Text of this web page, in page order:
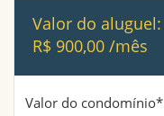
Valor do aluguel:
R$ 900,00 /mês
Valor do condomínio*